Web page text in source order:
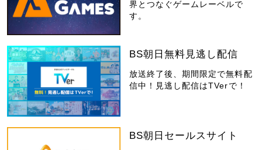
界とつなぐゲームレーベルで
す。
BS朝日無料見逃し配信
放送終了後、期間限定で無料配
信中！見逃し配信はTVerで！
BS朝日セールスサイト